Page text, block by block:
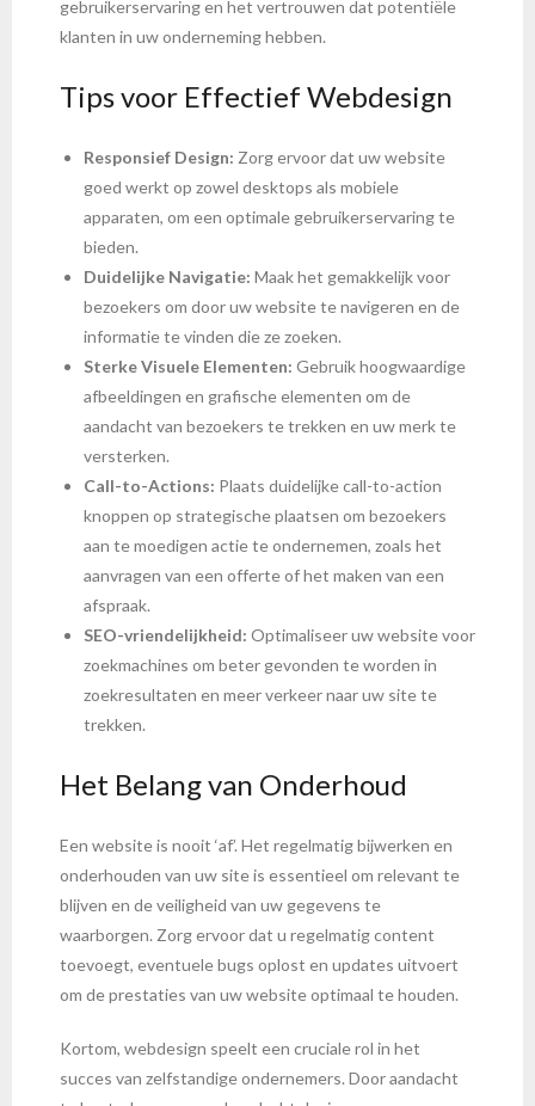
gebruikerservaring en het vertrouwen dat potentiële
klanten in uw onderneming hebben.
Tips voor Effectief Webdesign
Responsief Design: Zorg ervoor dat uw website
goed werkt op zowel desktops als mobiele
apparaten, om een optimale gebruikerservaring te
bieden.
Duidelijke Navigatie: Maak het gemakkelijk voor
bezoekers om door uw website te navigeren en de
informatie te vinden die ze zoeken.
Sterke Visuele Elementen: Gebruik hoogwaardige
afbeeldingen en grafische elementen om de
aandacht van bezoekers te trekken en uw merk te
versterken.
Call-to-Actions: Plaats duidelijke call-to-action
knoppen op strategische plaatsen om bezoekers
aan te moedigen actie te ondernemen, zoals het
aanvragen van een offerte of het maken van een
afspraak.
SEO-vriendelijkheid: Optimaliseer uw website voor
zoekmachines om beter gevonden te worden in
zoekresultaten en meer verkeer naar uw site te
trekken.
Het Belang van Onderhoud
Een website is nooit ‘af’. Het regelmatig bijwerken en
onderhouden van uw site is essentieel om relevant te
blijven en de veiligheid van uw gegevens te
waarborgen. Zorg ervoor dat u regelmatig content
toevoegt, eventuele bugs oplost en updates uitvoert
om de prestaties van uw website optimaal te houden.
Kortom, webdesign speelt een cruciale rol in het
succes van zelfstandige ondernemers. Door aandacht